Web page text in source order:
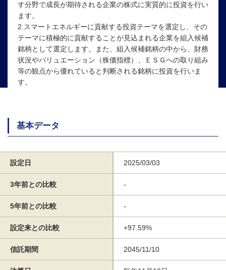
す分野で成長が期待される企業の株式に実質的に投資を行い
ます。
2.スマートエネルギーに貢献する投資テーマを選定し、その
テーマに積極的に貢献することが見込まれる企業を組入候補
銘柄として選定します。また、組入候補銘柄の中から、財務
状況やバリュエーション（株価指標）、ＥＳＧへの取り組み
等の観点から優れていると判断される銘柄に投資を行いま
す。
基本データ
設定日 2025/03/03
3年前との比較 -
5年前との比較 -
設定来との比較 +97.59%
信託期間 2045/11/10